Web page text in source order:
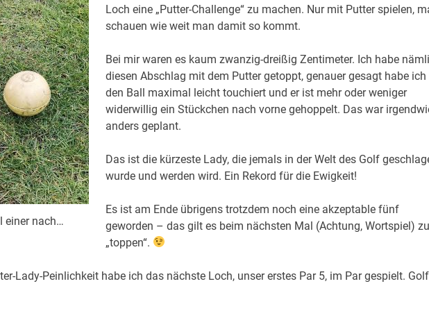
einer nach…
Loch eine „Putter-Challenge“ zu machen. Nur mit Putter spielen,
schauen wie weit man damit so kommt.
Bei mir waren es kaum zwanzig-dreißig Zentimeter. Ich habe
diesen Abschlag mit dem Putter getoppt, genauer gesagt habe ich
den Ball maximal leicht touchiert und er ist mehr oder weniger
widerwillig ein Stückchen nach vorne gehoppelt. Das war
anders geplant.
Das ist die kürzeste Lady, die jemals in der Welt des Golf
wurde und werden wird. Ein Rekord für die Ewigkeit!
Es ist am Ende übrigens trotzdem noch eine akzeptable fünf
geworden – das gilt es beim nächsten Mal (Achtung, Wortspiel) zu
„toppen“.
Lady-Peinlichkeit habe ich das nächste Loch, unser erstes Par 5, im Par gespielt. Golf